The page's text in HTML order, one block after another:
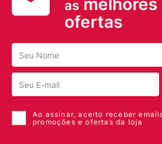
as melhores
ofertas
Ao assinar, aceito receber
promoções e ofertas da loja